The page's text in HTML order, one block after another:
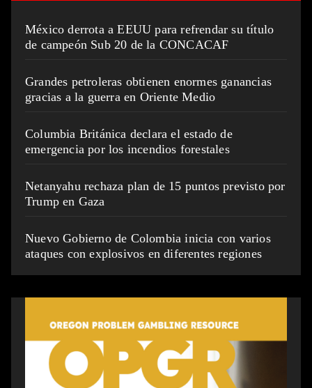
México derrota a EEUU para refrendar su título
de campeón Sub 20 de la CONCACAF
Grandes petroleras obtienen enormes ganancias
gracias a la guerra en Oriente Medio
Columbia Británica declara el estado de
emergencia por los incendios forestales
Netanyahu rechaza plan de 15 puntos previsto por
Trump en Gaza
Nuevo Gobierno de Colombia inicia con varios
ataques con explosivos en diferentes regiones